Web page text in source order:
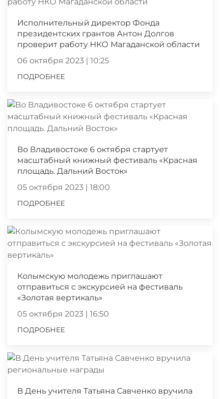
Исполнительный директор Фонда
президентских грантов Антон Долгов
проверит работу НКО Магаданской области
06 октября 2023 | 10:25
ПОДРОБНЕЕ
Во Владивостоке 6 октября стартует
масштабный книжный фестиваль «Красная
площадь. Дальний Восток»
05 октября 2023 | 18:00
ПОДРОБНЕЕ
Колымскую молодежь приглашают
отправиться с экскурсией на фестиваль
«Золотая вертикаль»
05 октября 2023 | 16:50
ПОДРОБНЕЕ
В День учителя Татьяна Савченко вручила